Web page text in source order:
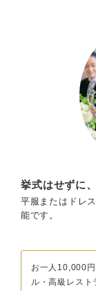
挙式はせずに
平服またはドレ
能です。
お一人10,000
ル・高級レスト